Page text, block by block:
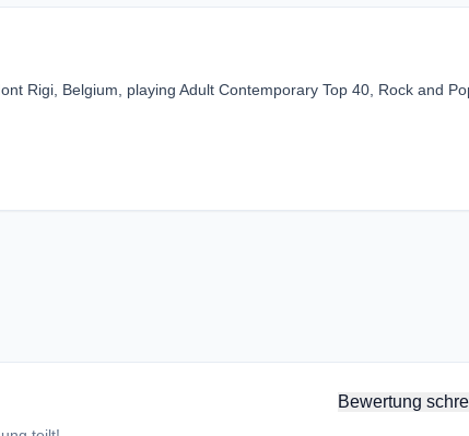
Rigi, Belgium, playing Adult Contemporary Top 40, Rock and
Bewertung